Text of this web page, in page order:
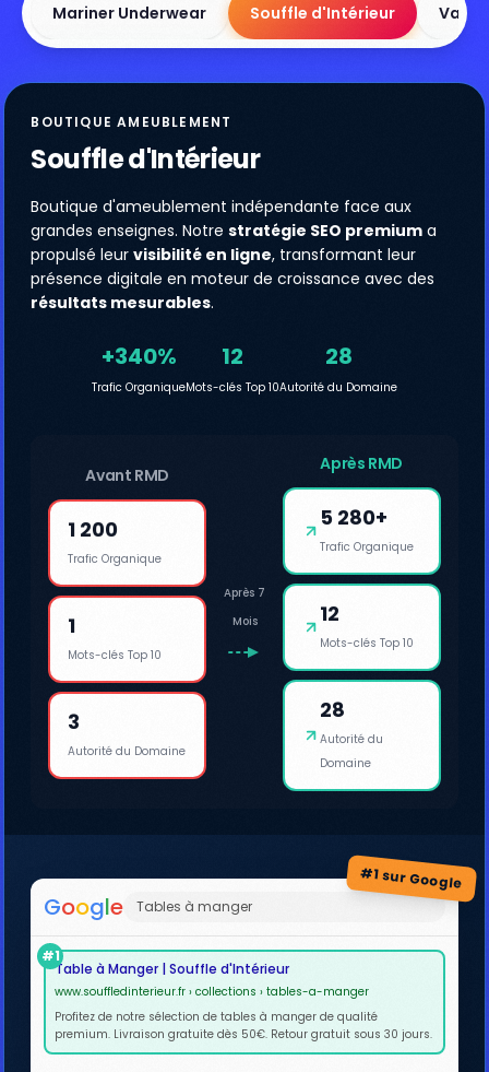
Mariner Underwear Souffle d'Intérieur
BOUTIQUE AMEUBLEMENT
Souffle d'Intérieur
Boutique d'ameublement indépendante face aux
grandes enseignes. Notrestratégie SEO premium a
propulsé leurvisibilité en ligne, transformant leur
présence digitale en moteur de croissance avec des
résultats mesurables.
+340%
Trafic Organique
12
Mots-clés Top 10
28
Autorité du Domaine
Avant RMD
1 200
Trafic Organique
1
Mots-clés Top 10
3
Autorité du Domaine
Après 7
Mois
Après RMD
5 280+
Trafic Organique
12
Mots-clés Top 10
28
Autorité du
Domaine
#1 sur Google
Google Tables à manger
#1
Table à Manger | Souffle d'Intérieur
www.souffledinterieur.fr › collections › tables-a-manger
Profitez de notre sélection de tables à manger de qualité
premium. Livraison gratuite dès 50€. Retour gratuit sous 30 jours.